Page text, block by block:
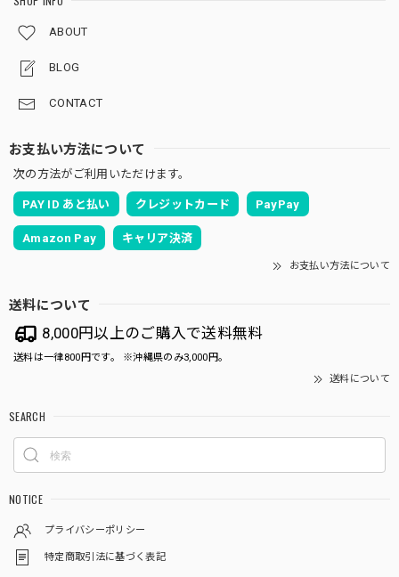
ABOUT
BLOG
CONTACT
お支払い方法について
次の方法がご利用いただけます。
PAY ID あと払い クレジットカード PayPay
Amazon Pay キャリア決済
お支払い方法について
送料について
8,000円以上のご購入で送料無料
送料は一律800円です。 ※沖縄県のみ3,000円。
送料について
SEARCH
NOTICE
プライバシーポリシー
特定商取引法に基づく表記